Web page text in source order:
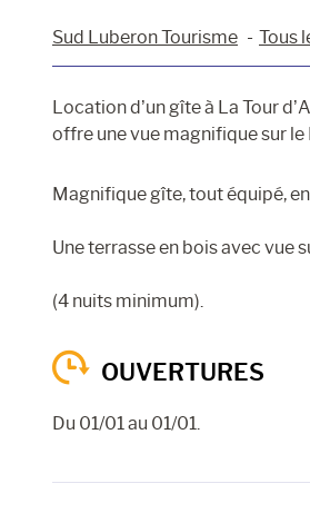
Sud Luberon Tourisme Tous
Location d’un gîte à La Tour
offre une vue magnifique sur
Magnifique gîte, tout équipé,
Une terrasse en bois avec vue
(4 nuits minimum).
OUVERTURES
Du 01/01 au 01/01.